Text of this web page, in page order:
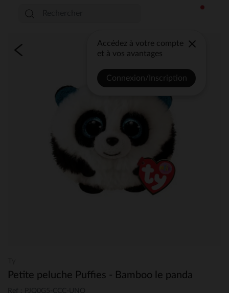
Accédez à votre compte
et à vos avantages
Connexion/Inscription
Petite peluche Puffies - Bamboo le panda